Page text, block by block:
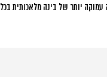
יותר של בינה מלאכותית בכל